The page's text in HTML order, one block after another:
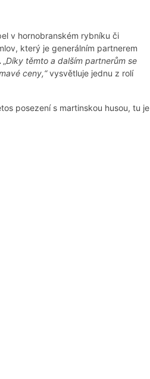
v hornobranském rybníku či
který je generálním partnerem
. „Díky těmto a dalším partnerům se
ceny,“vysvětluje jednu z rolí
posezení s martinskou husou, tu je